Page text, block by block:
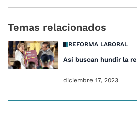
Temas relacionados
REFORMA LABORAL
Así buscan hundir la
diciembre 17, 2023